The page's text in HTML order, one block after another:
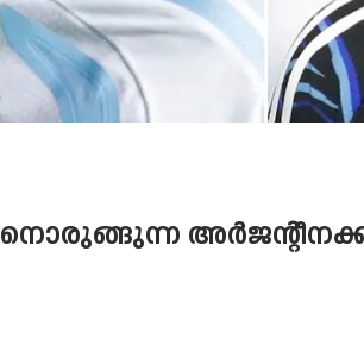
അർജന്റീനക്ക്